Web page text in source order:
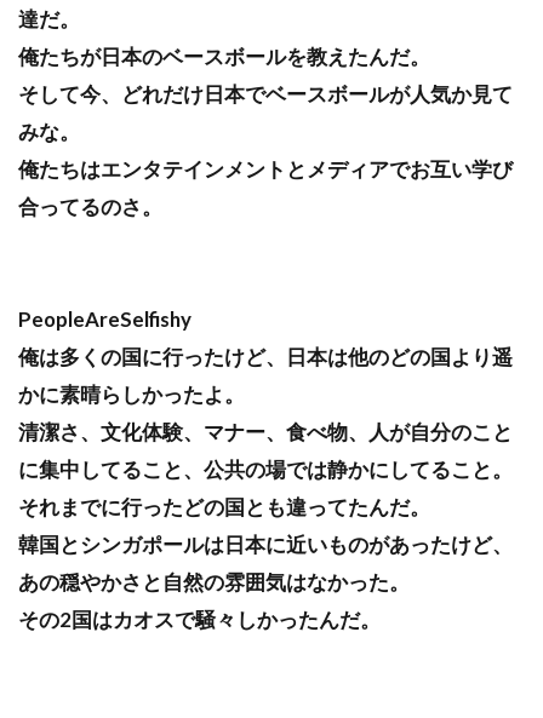
達だ。
俺たちが日本のベースボールを教えたんだ。
そして今、どれだけ日本でベースボールが人気か見て
みな。
俺たちはエンタテインメントとメディアでお互い学び
合ってるのさ。
PeopleAreSelfishy
俺は多くの国に行ったけど、日本は他のどの国より遥
かに素晴らしかったよ。
清潔さ、文化体験、マナー、食べ物、人が自分のこと
に集中してること、公共の場では静かにしてること。
それまでに行ったどの国とも違ってたんだ。
韓国とシンガポールは日本に近いものがあったけど、
あの穏やかさと自然の雰囲気はなかった。
その2国はカオスで騒々しかったんだ。